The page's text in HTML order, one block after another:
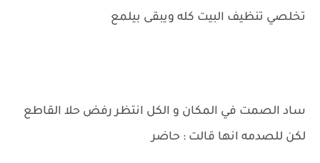
تخلصي تنظيف البيت كله ويبقى بيلمع
ساد الصمت في المكان و الكل انتظر رفض حلا القاطع
لكن للصدمه انها قالت : حاضر